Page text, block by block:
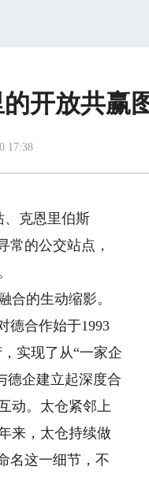
的开放共赢
17:38
克恩里伯斯
的公交站点，
的生动缩影。
德合作始于1993
实现了从“一家企
德企建立起深度合
动。太仓紧邻上
来，太仓持续做
名这一细节，不